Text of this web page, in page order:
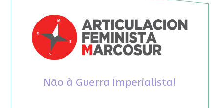
Não à Guerra Imperialista!